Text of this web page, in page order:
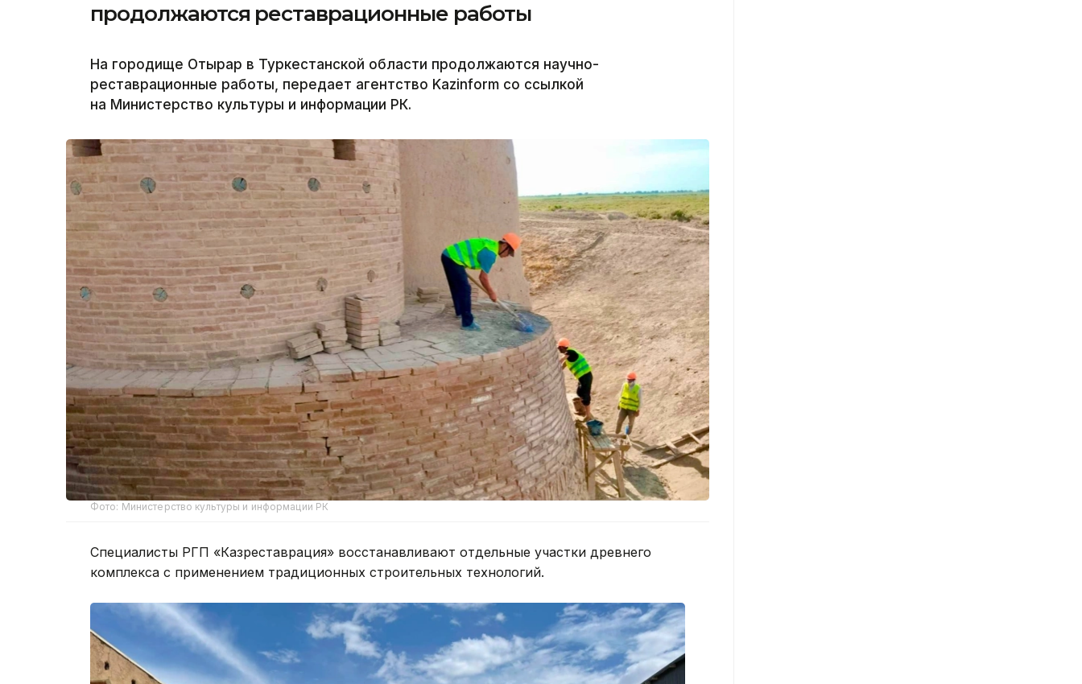
продолжаются реставрационные работы
На городище Отырар в Туркестанской области продолжаются научно-
реставрационные работы, передает агентство Kazinform со ссылкой
на Министерство культуры и информации РК.
Фото: Министерство культуры и информации РК
Специалисты РГП «Казреставрация» восстанавливают отдельные участки древнего
комплекса с применением традиционных строительных технологий.